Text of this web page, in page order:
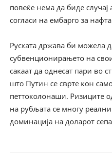
повеќе нема да биде случај
согласи на ембарго за
Руската држава би можела
субвенционирањето на
сакаат да однесат пари во
што Путин се сврте кон
петтоколонаши. Ризиците
на рубљата се многу
доминација на доларот